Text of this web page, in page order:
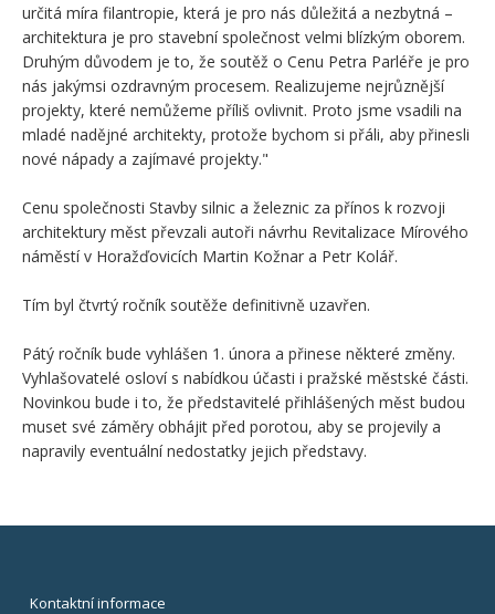
určitá míra filantropie, která je pro nás důležitá a nezbytná –
architektura je pro stavební společnost velmi blízkým oborem.
Druhým důvodem je to, že soutěž o Cenu Petra Parléře je pro
nás jakýmsi ozdravným procesem. Realizujeme nejrůznější
projekty, které nemůžeme příliš ovlivnit. Proto jsme vsadili na
mladé nadějné architekty, protože bychom si přáli, aby přinesli
nové nápady a zajímavé projekty."
Cenu společnosti Stavby silnic a železnic za přínos k rozvoji
architektury měst převzali autoři návrhu Revitalizace Mírového
náměstí v Horažďovicích Martin Kožnar a Petr Kolář.
Tím byl čtvrtý ročník soutěže definitivně uzavřen.
Pátý ročník bude vyhlášen 1. února a přinese některé změny.
Vyhlašovatelé osloví s nabídkou účasti i pražské městské části.
Novinkou bude i to, že představitelé přihlášených měst budou
muset své záměry obhájit před porotou, aby se projevily a
napravily eventuální nedostatky jejich představy.
Kontaktní informace